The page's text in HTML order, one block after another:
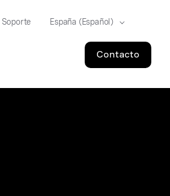
Contacto
Soporte